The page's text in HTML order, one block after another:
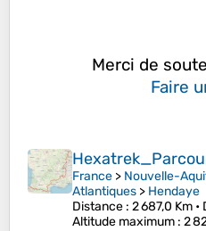
Merci de
Faire
France > Nouvelle-
Atlantiques > Hendaye
Distance : 2 687,0 Km •
Altitude maximum : 2